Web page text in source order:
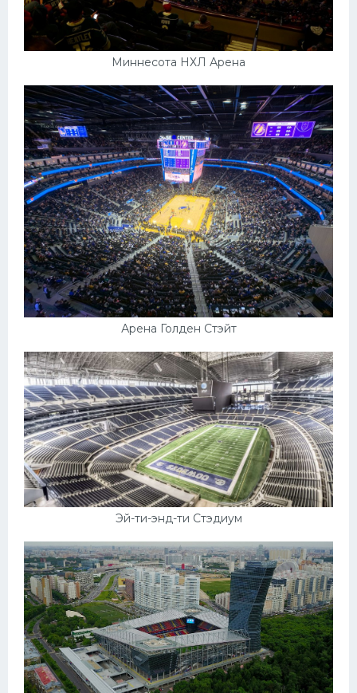
Миннесота НХЛ Арена
Арена Голден Стэйт
Эй-ти-энд-ти Стэдиум